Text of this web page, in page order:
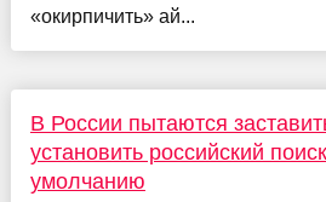
«окирпичить» ай...
В России пытаются
установить российский
умолчанию